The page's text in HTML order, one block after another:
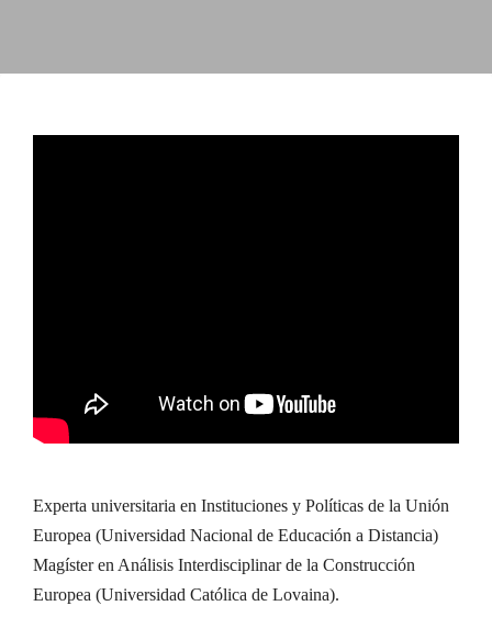
Experta universitaria en Instituciones y Políticas de la Unión
Europea (Universidad Nacional de Educación a Distancia)
Magíster en Análisis Interdisciplinar de la Construcción
Europea (Universidad Católica de Lovaina).